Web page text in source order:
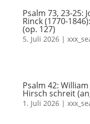
Psalm 73, 23-25:
Rinck (1770-
(op. 127)
5. Juli 2026|
Psalm 42:
Hirsch schreit
1. Juli 2026|